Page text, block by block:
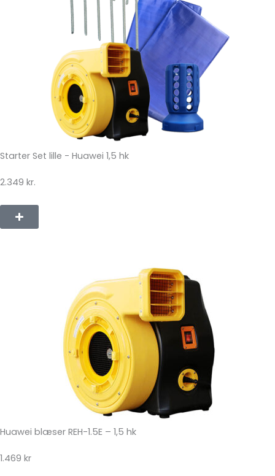
Starter Set lille - Huawei 1,5 hk
2.349 kr.
Huawei blæser REH-1.5E – 1,5 hk
1.469 kr